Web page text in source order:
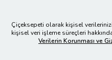
Çiçeksepeti olarak kişisel
kişisel veri işleme süreçleri
Verilerin Korunması ve